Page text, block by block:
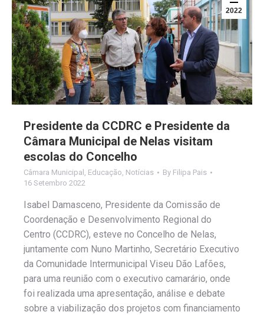
2022
Presidente da CCDRC e Presidente da
Câmara Municipal de Nelas visitam
escolas do Concelho
Câmara Municipal , Educação, Notícias By Filipa Pais
16 Setembro 2022
Isabel Damasceno, Presidente da Comissão de
Coordenação e Desenvolvimento Regional do
Centro (CCDRC), esteve no Concelho de Nelas,
juntamente com Nuno Martinho, Secretário Executivo
da Comunidade Intermunicipal Viseu Dão Lafões,
para uma reunião com o executivo camarário, onde
foi realizada uma apresentação, análise e debate
sobre a viabilização dos projetos com financiamento